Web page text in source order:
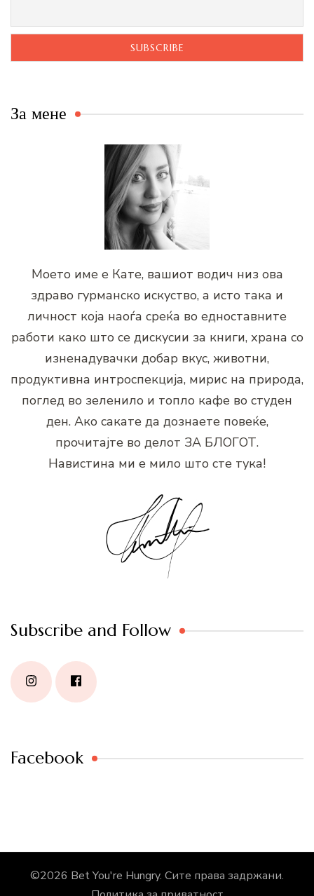
За мене
Моето име е Кате, вашиот водич низ ова
здраво гурманско искуство, а исто така и
личност која наоѓа среќа во едноставните
работи како што се дискусии за книги, храна со
изненадувачки добар вкус, животни,
продуктивна интроспекција, мирис на природа,
поглед во зеленило и топло кафе во студен
ден. Ако сакате да дознаете повеќе,
прочитајте во делот ЗА БЛОГОТ.
Навистина ми е мило што сте тука!
Subscribe and Follow
Facebook
©2026 Bet You're Hungry. Сите права задржани.